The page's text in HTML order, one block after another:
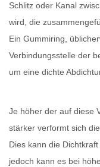
Schlitz oder Kanal
wird, die
Ein Gummiring,
Verbindungsstelle der
um eine dichte
Je höher der auf diese
stärker verformt sich
Dies kann die
jedoch kann es bei